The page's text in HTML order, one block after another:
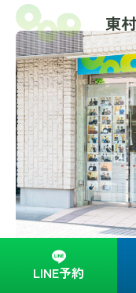
LINE予約
東
〒189-0013
東京都東村山市
042-318-4445